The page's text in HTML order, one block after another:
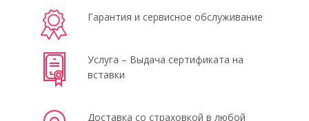
Гарантия и сервисное обслуживание
Услуга – Выдача сертификата на
вставки
Доставка со страховкой в любой